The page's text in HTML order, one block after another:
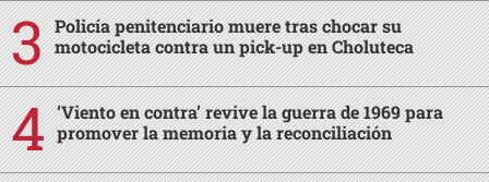
Policía penitenciario muere tras chocar su
motocicleta contra un pick-up en Choluteca
‘Viento en contra’ revive la guerra de 1969 para
promover la memoria y la reconciliación